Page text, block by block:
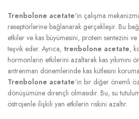
Trenbolone acetate‘in çalışma
reseptörlerine bağlanarak gerçekleşir. Bu
etkiler ve kas büyümesini, protein sentezini
teşvik eder. Ayrıca, trenbolone acetate,
hormonların etkilerini azaltarak kas yıkımını
antrenman dönemlerinde kas kütlesini
Trenbolone acetate‘in bir diğer önemli
dönüşümüne dirençli olmasıdır. Bu, su
östrojenle ilişkili yan etkilerin riskini azaltır.